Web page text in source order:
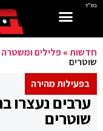
בס"ד
חדשות»פלילים ומשטרה
שוטרים
בפעילות מהירה
ערבים נעצרו
שוטרים